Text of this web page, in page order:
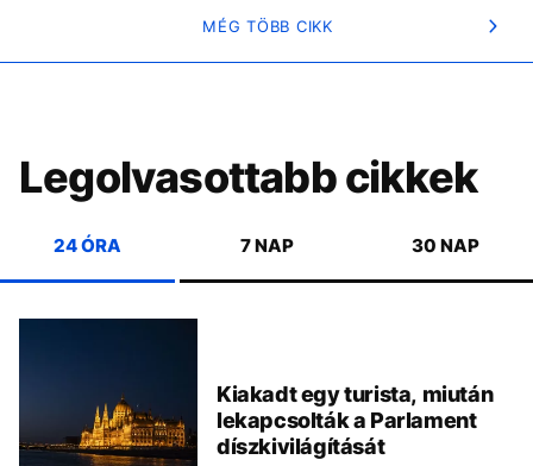
MÉG TÖBB CIKK
Legolvasottabb cikkek
24 ÓRA 7 NAP 30 NAP
Kiakadt egy turista, miután
lekapcsolták a Parlament
díszkivilágítását